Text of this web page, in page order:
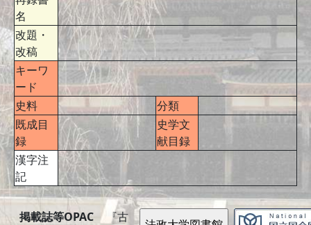
名
改題・
改稿
キーワ
ード
史料
分類
既成目
録
史学文
献目録
漢字注
記
掲載誌等OPAC
『古